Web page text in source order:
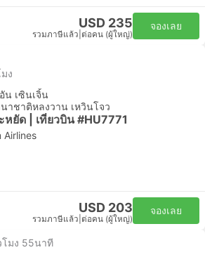
USD 235
รวมภาษีแล้ว ต่อคน (ผู้ใหญ่)
จองเลย
ง
น เซินเจิ้น
าชาติหลงวาน เหวินโจว
หยัด | เที่ยวบิน #HU7771
Airlines
USD 203
รวมภาษีแล้ว ต่อคน (ผู้ใหญ่)
จองเลย
โมง 55นาที